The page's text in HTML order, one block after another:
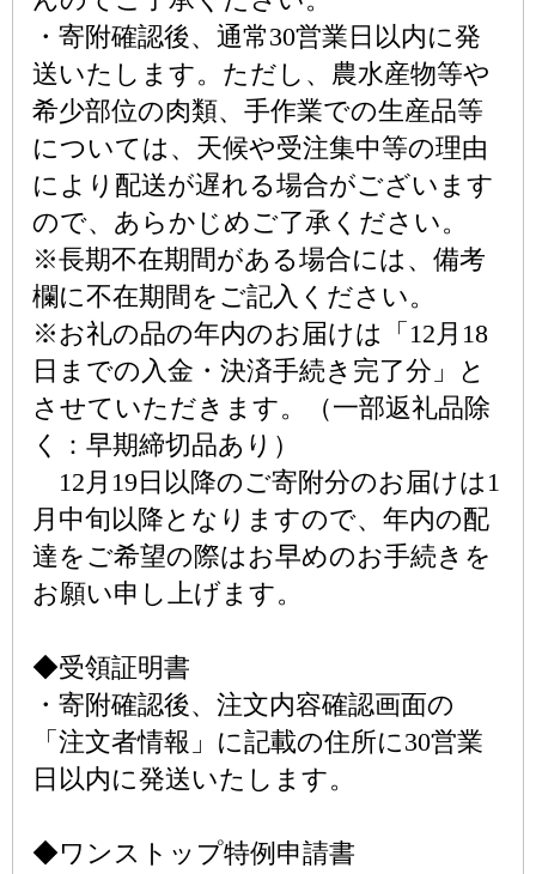
・寄附確認後、通常30営業日以内に発
送いたします。ただし、農水産物等や
希少部位の肉類、手作業での生産品等
については、天候や受注集中等の理由
により配送が遅れる場合がございます
ので、あらかじめご了承ください。
※長期不在期間がある場合には、備考
欄に不在期間をご記入ください。
※お礼の品の年内のお届けは「12月18
日までの入金・決済手続き完了分」と
させていただきます。（一部返礼品除
く：早期締切品あり）
12月19日以降のご寄附分のお届けは1
月中旬以降となりますので、年内の配
達をご希望の際はお早めのお手続きを
お願い申し上げます。
◆受領証明書
・寄附確認後、注文内容確認画面の
「注文者情報」に記載の住所に30営業
日以内に発送いたします。
◆ワンストップ特例申請書